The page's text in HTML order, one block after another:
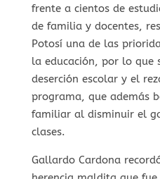
frente a cientos de
de familia y docentes,
Potosí una de las
la educación, por lo que
deserción escolar y el
programa, que además
familiar al disminuir el
clases.
Gallardo Cardona